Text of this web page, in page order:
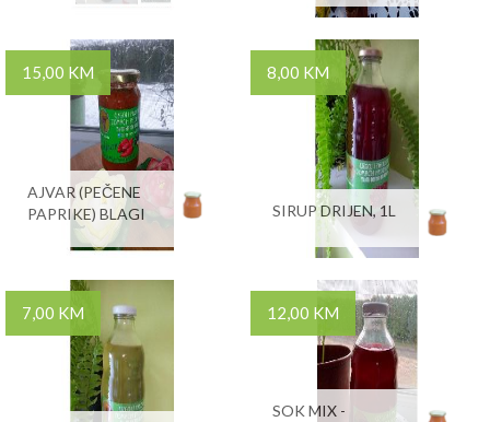
15,00 KM
AJVAR (PEČENE
PAPRIKE) BLAGI
8,00 KM
SIRUP DRIJEN, 1L
7,00 KM 12,00 KM
SOK MIX -